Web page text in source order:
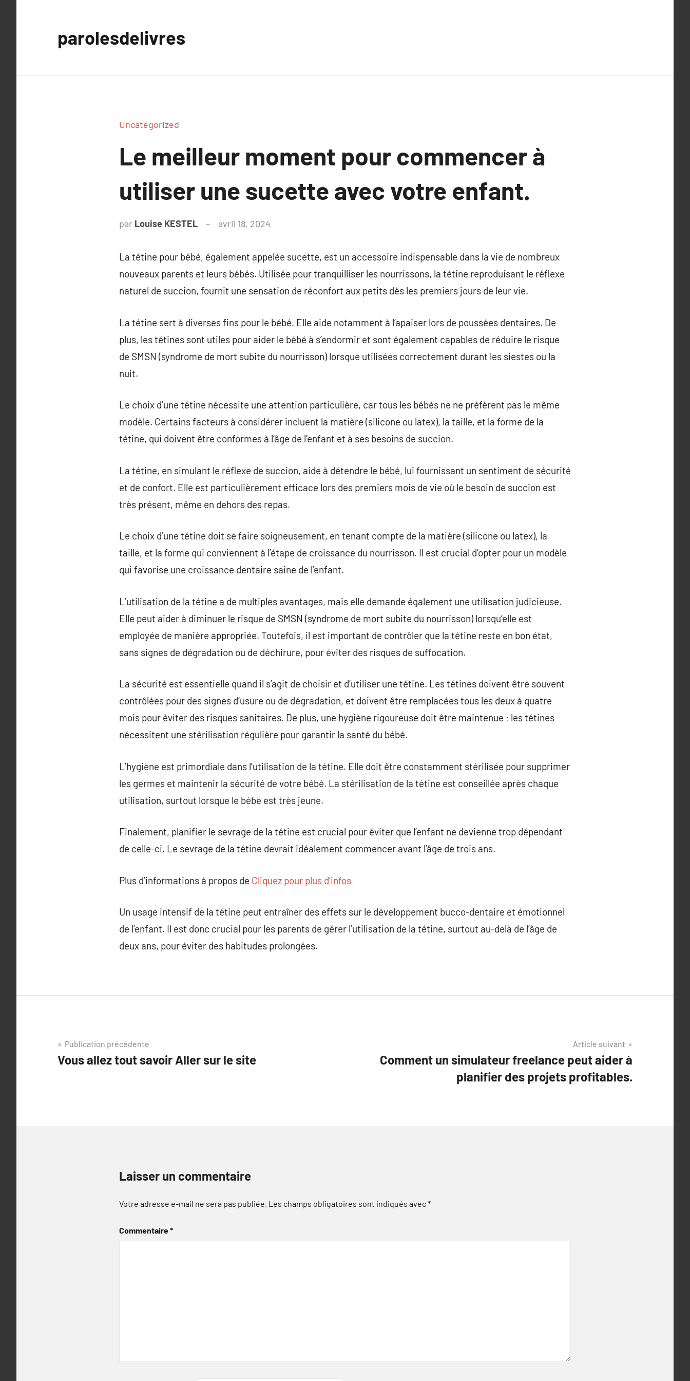
parolesdelivres
Uncategorized
Le meilleur moment pour commencer à
utiliser une sucette avec votre enfant.
par Louise KESTEL avril 18, 2024
La tétine pour bébé, également appelée sucette, est un accessoire indispensable dans la vie de nombreux
nouveaux parents et leurs bébés. Utilisée pour tranquilliser les nourrissons, la tétine reproduisant le réflexe
naturel de succion, fournit une sensation de réconfort aux petits dès les premiers jours de leur vie.
La tétine sert à diverses fins pour le bébé. Elle aide notamment à l’apaiser lors de poussées dentaires. De
plus, les tétines sont utiles pour aider le bébé à s’endormir et sont également capables de réduire le risque
de SMSN (syndrome de mort subite du nourrisson) lorsque utilisées correctement durant les siestes ou la
nuit.
Le choix d’une tétine nécessite une attention particulière, car tous les bébés ne ne préfèrent pas le même
modèle. Certains facteurs à considérer incluent la matière (silicone ou latex), la taille, et la forme de la
tétine, qui doivent être conformes à l’âge de l’enfant et à ses besoins de succion.
La tétine, en simulant le réflexe de succion, aide à détendre le bébé, lui fournissant un sentiment de sécurité
et de confort. Elle est particulièrement efficace lors des premiers mois de vie où le besoin de succion est
très présent, même en dehors des repas.
Le choix d’une tétine doit se faire soigneusement, en tenant compte de la matière (silicone ou latex), la
taille, et la forme qui conviennent à l’étape de croissance du nourrisson. Il est crucial d’opter pour un modèle
qui favorise une croissance dentaire saine de l’enfant.
L’utilisation de la tétine a de multiples avantages, mais elle demande également une utilisation judicieuse.
Elle peut aider à diminuer le risque de SMSN (syndrome de mort subite du nourrisson) lorsqu’elle est
employée de manière appropriée. Toutefois, il est important de contrôler que la tétine reste en bon état,
sans signes de dégradation ou de déchirure, pour éviter des risques de suffocation.
La sécurité est essentielle quand il s’agit de choisir et d’utiliser une tétine. Les tétines doivent être souvent
contrôlées pour des signes d’usure ou de dégradation, et doivent être remplacées tous les deux à quatre
mois pour éviter des risques sanitaires. De plus, une hygiène rigoureuse doit être maintenue ; les tétines
nécessitent une stérilisation régulière pour garantir la santé du bébé.
L’hygiène est primordiale dans l’utilisation de la tétine. Elle doit être constamment stérilisée pour supprimer
les germes et maintenir la sécurité de votre bébé. La stérilisation de la tétine est conseillée après chaque
utilisation, surtout lorsque le bébé est très jeune.
Finalement, planifier le sevrage de la tétine est crucial pour éviter que l’enfant ne devienne trop dépendant
de celle-ci. Le sevrage de la tétine devrait idéalement commencer avant l’âge de trois ans.
Plus d’informations à propos de Cliquez pour plus d’infos
Un usage intensif de la tétine peut entraîner des effets sur le développement bucco-dentaire et émotionnel
de l’enfant. Il est donc crucial pour les parents de gérer l’utilisation de la tétine, surtout au-delà de l’âge de
deux ans, pour éviter des habitudes prolongées.
Navigation
de
Publication précédente
Vous allez tout savoir Aller sur le site
Article suivant
Comment un simulateur freelance peut aider à
planifier des projets profitables.
Laisser un commentaire
Votre adresse e-mail ne sera pas publiée. Les champs obligatoires sont indiqués avec*
Commentaire*